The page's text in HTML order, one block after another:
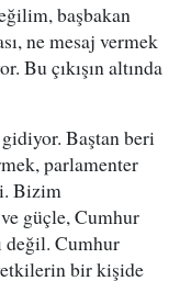
başbakan
ne mesaj vermek
Bu çıkışın altında
Baştan beri
parlamenter
Bizim
güçle, Cumhur
değil. Cumhur
bir kişide